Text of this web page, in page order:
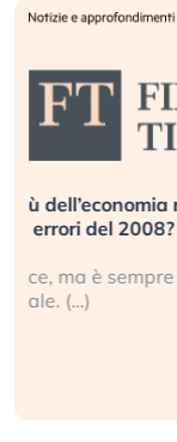
Russia e Cina
investitori
Gli investitori
geopolitico: il (…)